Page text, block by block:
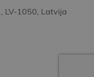
LV-1050, Latvija